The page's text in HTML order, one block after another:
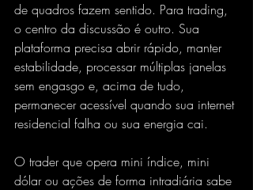
de quadros fazem sentido. Para trading,
o centro da discussão é outro. Sua
plataforma precisa abrir rápido, manter
estabilidade, processar múltiplas janelas
sem engasgo e, acima de tudo,
permanecer acessível quando sua internet
residencial falha ou sua energia cai.
O trader que opera mini índice, mini
dólar ou ações de forma intradiária sabe